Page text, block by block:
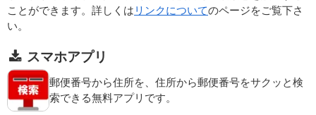
ことができます。詳しくは リンクについてのページをご覧下さ
い。
スマホアプリ
郵便番号から住所を、住所から郵便番号をサクッと検
索できる無料アプリです。